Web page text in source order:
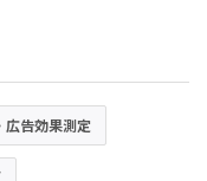
広告効果測定